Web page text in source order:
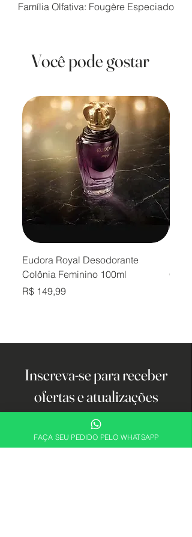
Família Olfativa: Fougère Especiado
Você pode gostar
Eudora Royal Desodorante
Colônia Feminino 100ml
Preço
R$ 149,99
Inscreva-se para receber
ofertas e atualizações
exclusivas.
FAÇA SEU PEDIDO PELO WHATSAPP